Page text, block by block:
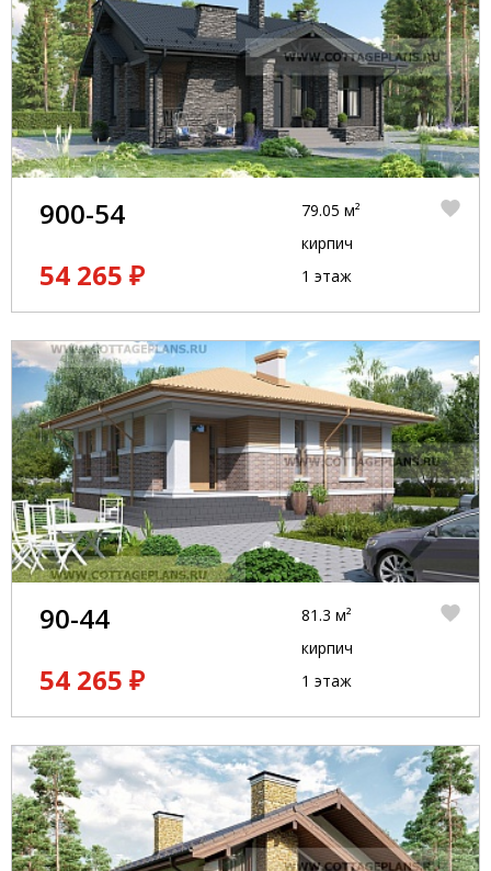
900-54
54 265 ₽
79.05 м²
кирпич
1 этаж
90-44
54 265 ₽
81.3 м²
кирпич
1 этаж